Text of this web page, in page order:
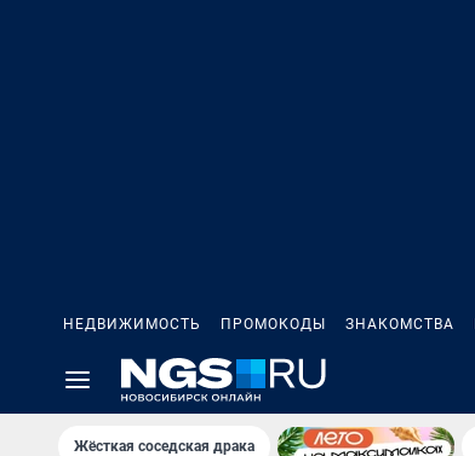
НЕДВИЖИМОСТЬ ПРОМОКОДЫ ЗНАКОМСТВА
Жёсткая соседская драка